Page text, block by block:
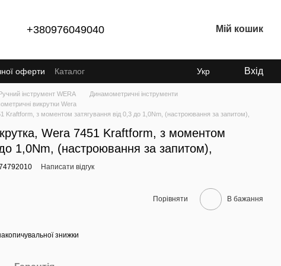
+380976049040 Мій кошик
оферти Каталог Укр Вхід
інструмент WERA
Динамометричні інструменти
викрутки Wera
Kraftform, з моментом затягування від 0,3 до 1,0Nm, (настроювання за запитом),
Wera 7451 Kraftform, з моментом
1,0Nm, (настроювання за запитом),
Написати відгук
Порівняти В бажання
знижки